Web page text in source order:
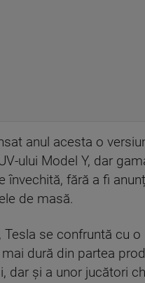
anul acesta o
ului Model Y, dar
învechită, fără a fi
de masă.
Tesla se confruntă cu o
dură din partea
dar și a unor jucători